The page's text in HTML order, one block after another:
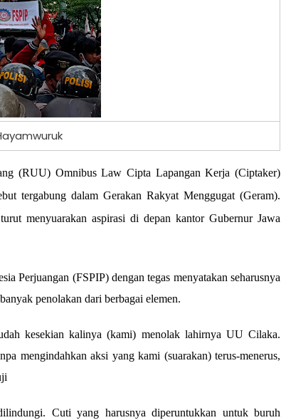
(RUU) Omnibus Law Cipta Lapangan Kerja (Ciptaker)
tergabung dalam Gerakan Rakyat Menggugat (Geram).
menyuarakan aspirasi di depan kantor Gubernur Jawa
Perjuangan (FSPIP) dengan tegas menyatakan seharusnya
penolakan dari berbagai elemen.
kesekian kalinya (kami) menolak lahirnya UU Cilaka.
mengindahkan aksi yang kami (suarakan) terus-menerus,
Cuti yang harusnya diperuntukkan untuk buruh